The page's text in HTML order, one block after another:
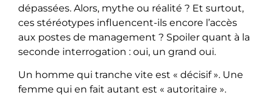
dépassées. Alors, mythe ou réalité ? Et surtout,
ces stéréotypes influencent-ils encore l’accès
aux postes de management ? Spoiler quant à la
seconde interrogation : oui, un grand oui.
Un homme qui tranche vite est « décisif ». Une
femme qui en fait autant est « autoritaire ».